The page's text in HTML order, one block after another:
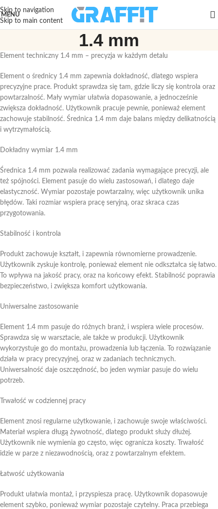
Skip to navigation
Skip to main content
MENU
1.4 mm
Element techniczny 1.4 mm – precyzja w każdym detalu
Element o średnicy 1.4 mm zapewnia dokładność, dlatego wspiera
precyzyjne prace. Produkt sprawdza się tam, gdzie liczy się kontrola oraz
powtarzalność. Mały wymiar ułatwia dopasowanie, a jednocześnie
zwiększa dokładność. Użytkownik pracuje pewnie, ponieważ element
zachowuje stabilność. Średnica 1.4 mm daje balans między delikatnością
i wytrzymałością.
Dokładny wymiar 1.4 mm
Średnica 1.4 mm pozwala realizować zadania wymagające precyzji, ale
też spójności. Element pasuje do wielu zastosowań, i dlatego daje
elastyczność. Wymiar pozostaje powtarzalny, więc użytkownik unika
błędów. Taki rozmiar wspiera pracę seryjną, oraz skraca czas
przygotowania.
Stabilność i kontrola
Produkt zachowuje kształt, i zapewnia równomierne prowadzenie.
Użytkownik zyskuje kontrolę, ponieważ element nie odkształca się łatwo.
To wpływa na jakość pracy, oraz na końcowy efekt. Stabilność poprawia
bezpieczeństwo, i zwiększa komfort użytkowania.
Uniwersalne zastosowanie
Element 1.4 mm pasuje do różnych branż, i wspiera wiele procesów.
Sprawdza się w warsztacie, ale także w produkcji. Użytkownik
wykorzystuje go do montażu, prowadzenia lub łączenia. To rozwiązanie
działa w pracy precyzyjnej, oraz w zadaniach technicznych.
Uniwersalność daje oszczędność, bo jeden wymiar pasuje do wielu
potrzeb.
Trwałość w codziennej pracy
Element znosi regularne użytkowanie, i zachowuje swoje właściwości.
Materiał wspiera długą żywotność, dlatego produkt służy dłużej.
Użytkownik nie wymienia go często, więc ogranicza koszty. Trwałość
idzie w parze z niezawodnością, oraz z powtarzalnym efektem.
Łatwość użytkowania
Produkt ułatwia montaż, i przyspiesza pracę. Użytkownik dopasowuje
element szybko, ponieważ wymiar pozostaje czytelny. Praca przebiega